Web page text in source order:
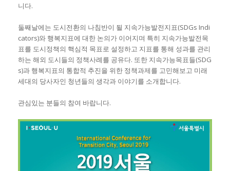
니다.
둘째날에는 도시전환의 나침반이 될 지속가능발전지표(SDGs Indi
cators)와 행복지표에 대한 논의가 이어지며 특히 지속가능발전목
표를 도시정책의 핵심적 목표로 설정하고 지표를 통해 성과를 관리
하는 해외 도시들의 정책사례를 공유다. 또한 지속가능목표들(SDG
s)과 행복지표의 통합적 추진을 위한 정책과제를 고민해보고 미래
세대의 당사자인 청년들의 생각과 이야기를 소개합니다.
관심있는 분들의 참여 바랍니다.